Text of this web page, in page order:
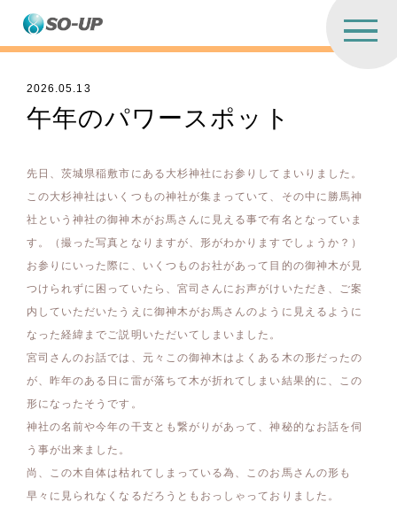
2026.05.13
午年のパワースポット
先日、茨城県稲敷市にある大杉神社にお参りしてまいりました。
この大杉神社はいくつもの神社が集まっていて、その中に勝馬神
社という神社の御神木がお馬さんに見える事で有名となっていま
す。（撮った写真となりますが、形がわかりますでしょうか？）
お参りにいった際に、いくつものお社があって目的の御神木が見
つけられずに困っていたら、宮司さんにお声がけいただき、ご案
内していただいたうえに御神木がお馬さんのように見えるように
なった経緯までご説明いただいてしまいました。
宮司さんのお話では、元々この御神木はよくある木の形だったの
が、昨年のある日に雷が落ちて木が折れてしまい結果的に、この
形になったそうです。
神社の名前や今年の干支とも繋がりがあって、神秘的なお話を伺
う事が出来ました。
尚、この木自体は枯れてしまっている為、このお馬さんの形も
早々に見られなくなるだろうともおっしゃっておりました。